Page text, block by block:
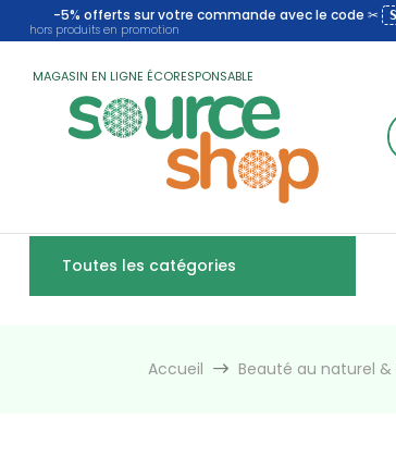
-5% offerts sur votre commande avec le code ✂
hors produits en promotion
MAGASIN EN LIGNE ÉCORESPONSABLE
Toutes les catégories
Accueil Beauté au naturel &